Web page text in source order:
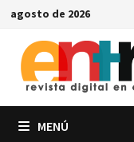
Saltar
contenido
agosto de 2026
MENÚ